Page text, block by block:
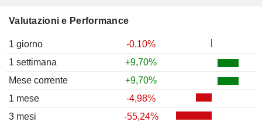
Valutazioni e Performance
1 giorno
-0,10%
1 settimana
+9,70%
Mese corrente
+9,70%
1 mese
-4,98%
3 mesi
-55,24%